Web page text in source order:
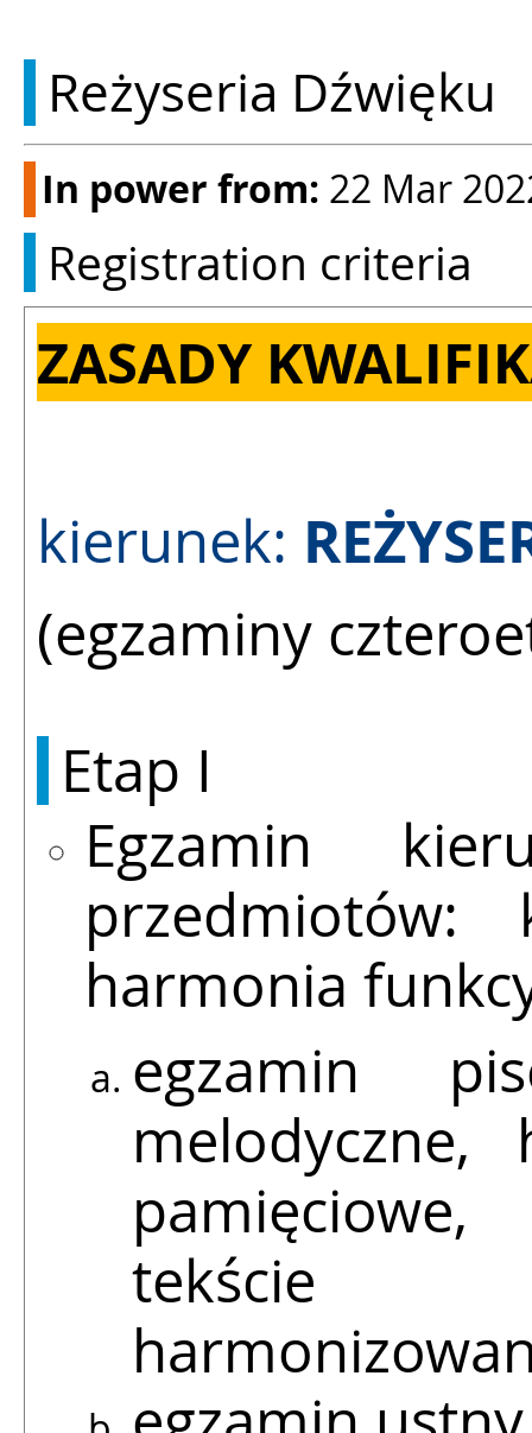
Reżyseria Dźwięku
In power from: 22 Mar
Registration criteria
ZASADY
kierunek:
(egzaminy
Etap I
Egzamin
przedmiotów:
harmonia
egzamin
tekście